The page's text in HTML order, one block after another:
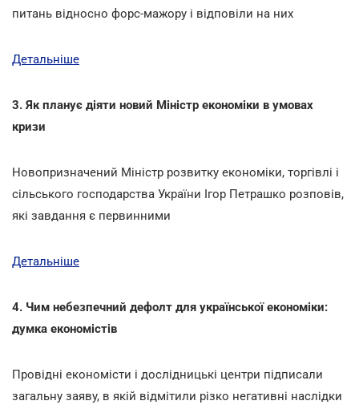
питань відносно форс-мажору і відповіли на них
Детальніше
3. Як планує діяти новий Міністр економіки в умовах
кризи
Новопризначений Міністр розвитку економіки, торгівлі і
сільського господарства України Ігор Петрашко розповів,
які завдання є первинними
Детальніше
4. Чим небезпечний дефолт для української економіки:
думка економістів
Провідні економісти і дослідницькі центри підписали
загальну заяву, в якій відмітили різко негативні наслідки